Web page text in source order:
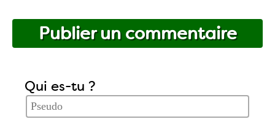
Publier un commentaire
Qui es-tu ?